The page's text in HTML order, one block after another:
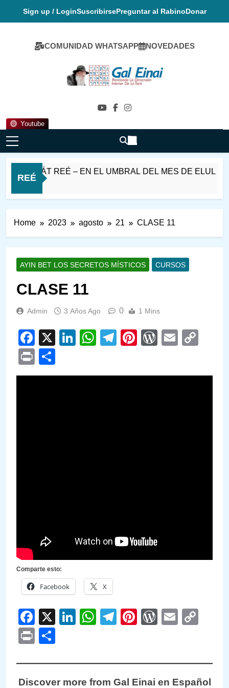
Sign up / LoginSuscribirsePreguntar al RabinoDonar
COMUNIDAD WHATSAPP NOVEDADES
Youtube
Gal Einai En
REÉ
REÉ – EN EL UMBRAL DEL MES DE ELUL
Home 2023 agosto 21 CLASE 11
AYIN BET LOS SECRETOS MÍSTICOS CURSOS
CLASE 11
Admin 3 Años Ago 0 1 Mins
Facebook
X LinkedIn
WhatsApp
Telegram
PinterestEmail
Print
Comparte esto:
Facebook X
Facebook
X LinkedIn
WhatsApp
Telegram
PinterestEmail
Print
Discover more from Gal Einai en Español